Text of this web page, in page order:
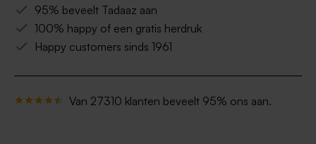
95% beveelt Tadaaz aan
100% happy of een gratis herdruk
Happy customers sinds 1961
Van 27310 klanten beveelt 95% ons aan.